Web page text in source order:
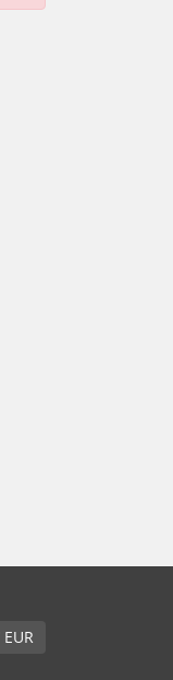
Deutsch / EUR